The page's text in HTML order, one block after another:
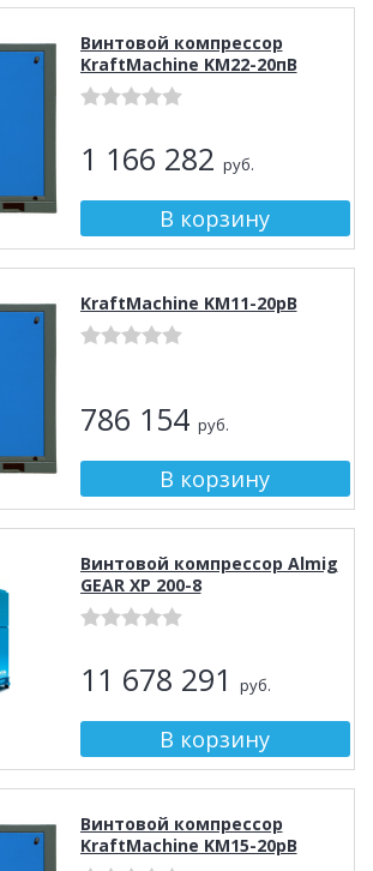
Винтовой компрессор
KraftMachine KM22-20пВ
1 166 282 руб.
KraftMachine KM11-20рВ
786 154 руб.
Винтовой компрессор Almig
GEAR XP 200-8
11 678 291 руб.
Винтовой компрессор
KraftMachine KM15-20рВ